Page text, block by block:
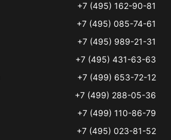
+7 (495) 162-90-81
+7 (495) 085-74-61
+7 (495) 989-21-31
+7 (495) 431-63-63
+7 (499) 653-72-12
+7 (499) 288-05-36
+7 (499) 110-86-79
+7 (495) 023-81-52